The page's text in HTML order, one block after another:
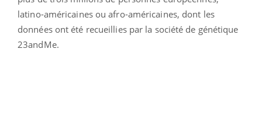
latino-américaines ou afro-américaines, dont les
données ont été recueillies par la société de génétique
23andMe.